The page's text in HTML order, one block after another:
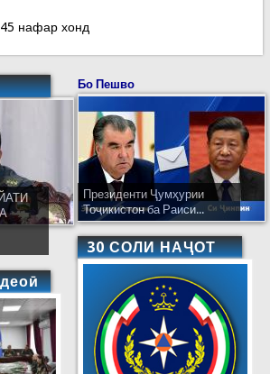
бузурги олам. Идома. Сӯхтор дар
нафар хонд
Бо Пешво
Президенти Ҷумҳурии
Тоҷикистон ба Раиси...
30 СОЛИ НАҶОТ